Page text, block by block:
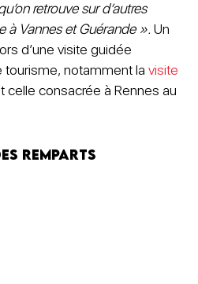
retrouve sur d’autres
à Vannes et Guérande ». Un
d’une visite guidée
tourisme, notamment la visite
celle consacrée à Rennes au
remparts